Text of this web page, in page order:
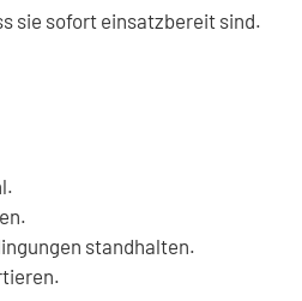
sie sofort einsatzbereit sind.
standhalten.